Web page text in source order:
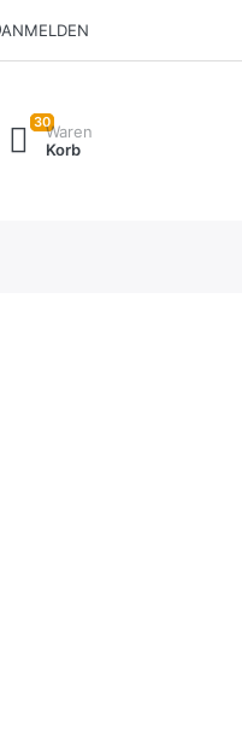
ANMELDEN
30Waren
Korb